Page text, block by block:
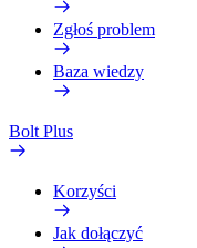
Zgłoś problem
Baza wiedzy
Bolt Plus
Korzyści
Jak dołączyć